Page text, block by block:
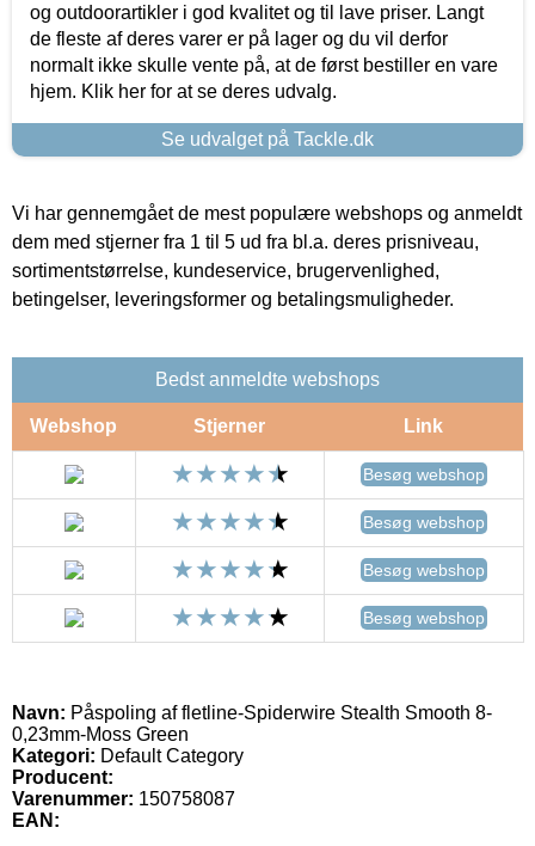
og outdoorartikler i god kvalitet og til lave priser. Langt
de fleste af deres varer er på lager og du vil derfor
normalt ikke skulle vente på, at de først bestiller en vare
hjem. Klik her for at se deres udvalg.
Se udvalget på Tackle.dk
Vi har gennemgået de mest populære webshops og anmeldt
dem med stjerner fra 1 til 5 ud fra bl.a. deres prisniveau,
sortimentstørrelse, kundeservice, brugervenlighed,
betingelser, leveringsformer og betalingsmuligheder.
Bedst anmeldte webshops
Webshop Stjerner Link
Besøg webshop
Besøg webshop
Besøg webshop
Besøg webshop
Navn: Påspoling af fletline-Spiderwire Stealth Smooth 8-
0,23mm-Moss Green
Kategori: Default Category
Producent:
Varenummer: 150758087
EAN: